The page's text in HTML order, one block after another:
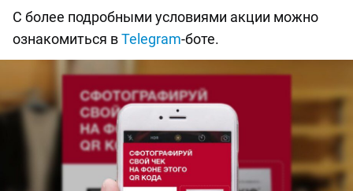
С более подробными условиями акции можно
ознакомиться вTelegram-боте.